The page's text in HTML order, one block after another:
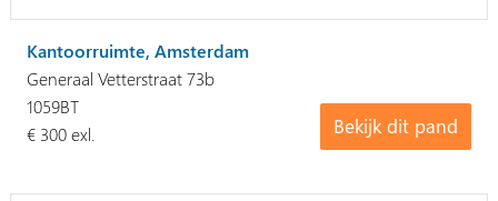
Kantoorruimte, Amsterdam
Generaal Vetterstraat 73b
Bekijk dit pand
1059BT
€ 300 exl.